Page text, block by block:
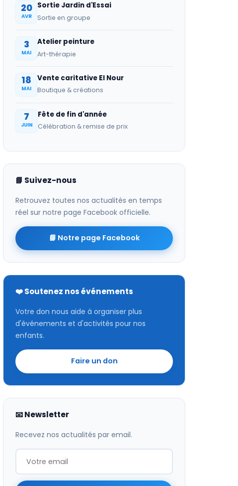
20
AVR
Sortie Jardin d'Essai
Sortie en groupe
3
MAI
Atelier peinture
Art-thérapie
18
MAI
Vente caritative El Nour
Boutique & créations
7
JUIN
Fête de fin d'année
Célébration & remise de prix
📘 Suivez-nous
Retrouvez toutes nos actualités en temps
réel sur notre page Facebook officielle.
📘 Notre page Facebook
❤️ Soutenez nos événements
Votre don nous aide à organiser plus
d'événements et d'activités pour nos
enfants.
Faire un don
📧 Newsletter
Recevez nos actualités par email.